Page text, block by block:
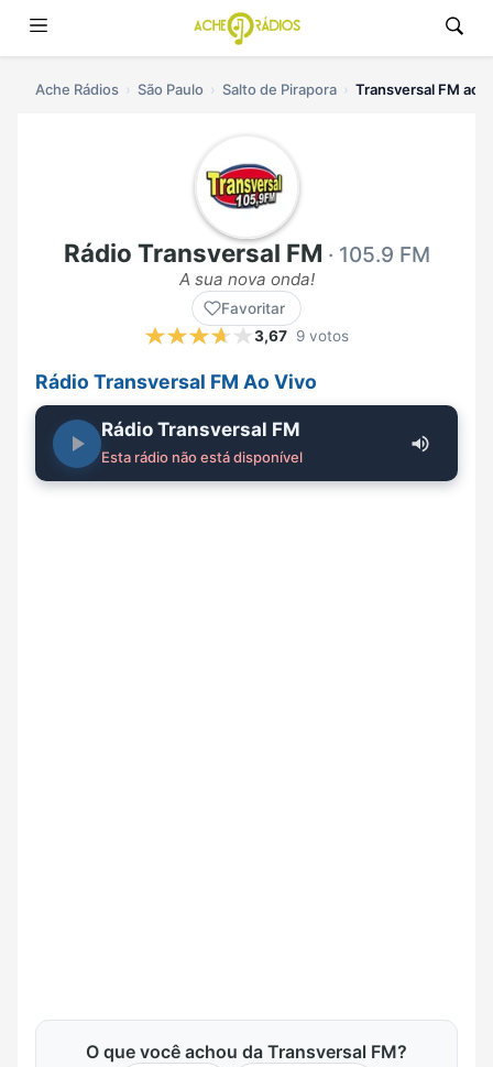
Ache Rádios São Paulo Salto de Pirapora Transversal FM ao
Rádio Transversal FM · 105.9 FM
A sua nova onda!
Favoritar
3,67 9 votos
Rádio Transversal FM Ao Vivo
Rádio Transversal FM
Esta rádio não está disponível
O que você achou da Transversal FM?